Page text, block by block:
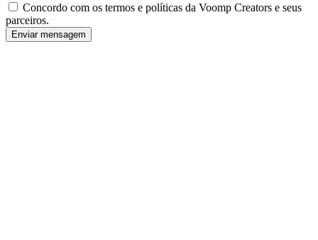
Concordo com os termos e políticas da Voomp Creators e seus
parceiros.
Enviar mensagem